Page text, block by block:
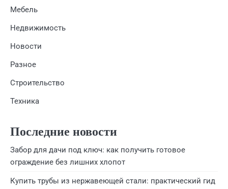
Мебель
Недвижимость
Новости
Разное
Строительство
Техника
Последние новости
Забор для дачи под ключ: как получить готовое
ограждение без лишних хлопот
Купить трубы из нержавеющей стали: практический гид